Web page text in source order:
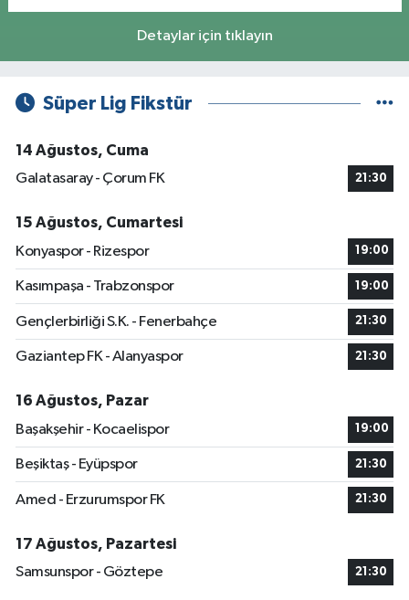
Detaylar için tıklayın
Süper Lig Fikstür
14 Ağustos, Cuma
Galatasaray - Çorum FK
21:30
15 Ağustos, Cumartesi
Konyaspor - Rizespor
19:00
Kasımpaşa - Trabzonspor 19:00
Gençlerbirliği S.K. - Fenerbahçe 21:30
Gaziantep FK - Alanyaspor 21:30
16 Ağustos, Pazar
Başakşehir - Kocaelispor
19:00
Beşiktaş - Eyüpspor 21:30
Amed - Erzurumspor FK 21:30
17 Ağustos, Pazartesi
Samsunspor - Göztepe
21:30